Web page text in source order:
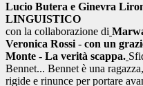
Lucio Butera e Ginevra
LINGUISTICO
con la collaborazione di
Veronica Rossi - con un
Monte - La verità scappa.
Bennet... Bennet è una
rigide e rinunce per portare